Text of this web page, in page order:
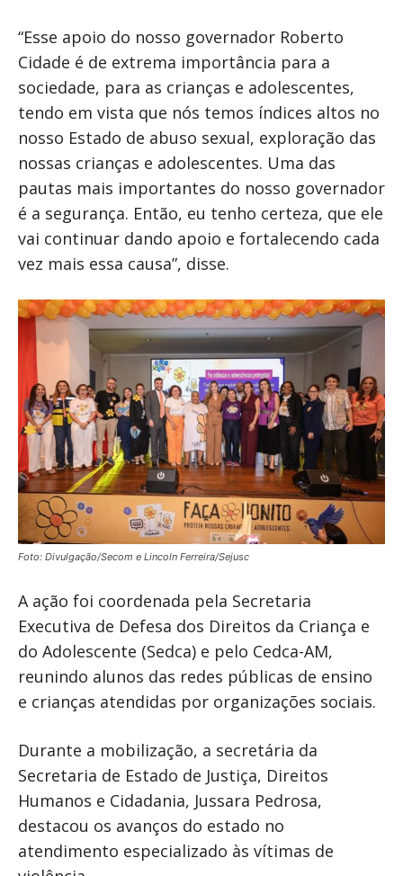
“Esse apoio do nosso governador Roberto
Cidade é de extrema importância para a
sociedade, para as crianças e adolescentes,
tendo em vista que nós temos índices altos no
nosso Estado de abuso sexual, exploração das
nossas crianças e adolescentes. Uma das
pautas mais importantes do nosso governador
é a segurança. Então, eu tenho certeza, que ele
vai continuar dando apoio e fortalecendo cada
vez mais essa causa”, disse.
Foto: Divulgação/Secom e Lincoln Ferreira/Sejusc
A ação foi coordenada pela Secretaria
Executiva de Defesa dos Direitos da Criança e
do Adolescente (Sedca) e pelo Cedca-AM,
reunindo alunos das redes públicas de ensino
e crianças atendidas por organizações sociais.
Durante a mobilização, a secretária da
Secretaria de Estado de Justiça, Direitos
Humanos e Cidadania, Jussara Pedrosa,
destacou os avanços do estado no
atendimento especializado às vítimas de